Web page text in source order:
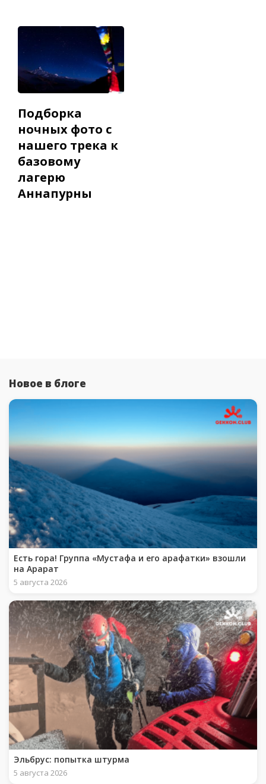
Подборка
ночных фото с
нашего трека к
базовому
лагерю
Аннапурны
Новое в блоге
Есть гора! Группа «Мустафа и его арафатки» взошли
на Арарат
5 августа 2026
Эльбрус: попытка штурма
5 августа 2026